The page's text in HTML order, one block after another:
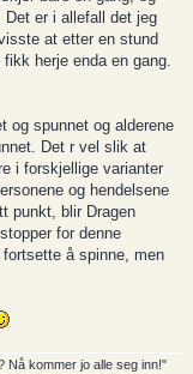
Det er i allefall det jeg
at etter en stund
herje enda en gang.
og spunnet og alderene
Det r vel slik at
i forskjellige varianter
og hendelsene
punkt, blir Dragen
for denne
å spinne, men
Nå kommer jo alle seg inn!"